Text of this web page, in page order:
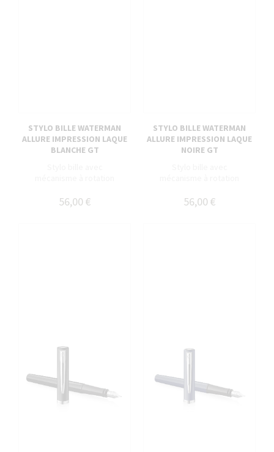
STYLO BILLE WATERMAN
ALLURE IMPRESSION LAQUE
BLANCHE GT
56,00 €
STYLO BILLE WATERMAN
ALLURE IMPRESSION LAQUE
NOIRE GT
56,00 €